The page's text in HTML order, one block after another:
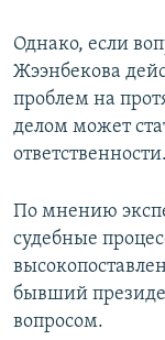
Однако, если
Жээнбекова
проблем на
делом может
ответственности.
По мнению
судебные
бывший
вопросом.